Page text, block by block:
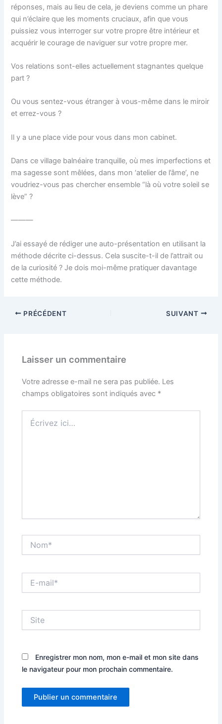
réponses, mais au lieu de cela, je deviens comme un phare
qui n’éclaire que les moments cruciaux, afin que vous
puissiez vous interroger sur votre propre être intérieur et
acquérir le courage de naviguer sur votre propre mer.
Vos relations sont-elles actuellement stagnantes quelque
part ?
Ou vous sentez-vous étranger à vous-même dans le miroir
et errez-vous ?
Il y a une place vide pour vous dans mon cabinet.
Dans ce village balnéaire tranquille, où mes imperfections et
ma sagesse sont mêlées, dans mon ‘atelier de l’âme’, ne
voudriez-vous pas chercher ensemble “là où votre soleil se
lève” ?
―――
J’ai essayé de rédiger une auto-présentation en utilisant la
méthode décrite ci-dessus. Cela suscite-t-il de l’attrait ou
de la curiosité ? Je dois moi-même pratiquer davantage
cette méthode.
PRÉCÉDENT SUIVANT
Laisser un commentaire
Votre adresse e-mail ne sera pas publiée. Les
champs obligatoires sont indiqués avec *
ici…
mail*
Enregistrer mon nom, mon e-mail et mon site dans
le navigateur pour mon prochain commentaire.